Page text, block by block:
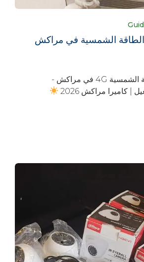
الشمسية في مراكش
كاميرات الطاقة الشمسية 4G في مراكش -
| كاميرا مراكش 2026